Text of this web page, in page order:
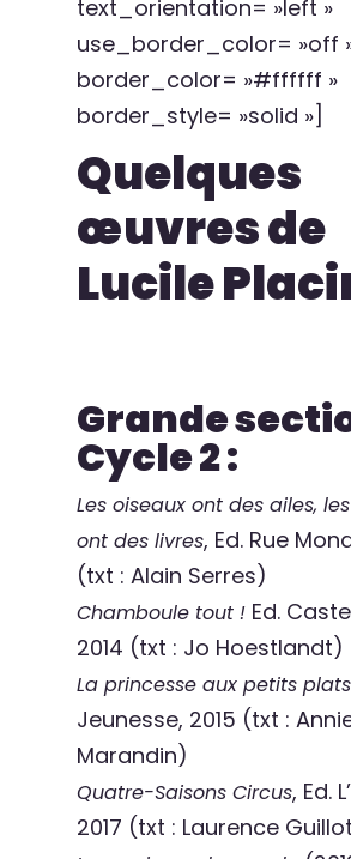
text_orientation= »left »
use_border_color= »off
border_color= »#ffffff »
border_style= »solid »]
Quelques
œuvres de
Lucile
Grande
Cycle 2 :
Les oiseaux ont des ailes,
ont des livres, Ed. Rue
(txt : Alain Serres)
Chamboule tout ! Ed.
2014 (txt : Jo Hoestlandt)
La princesse aux petits plats
Jeunesse, 2015 (txt :
Marandin)
Quatre-Saisons Circus, Ed.
2017 (txt : Laurence